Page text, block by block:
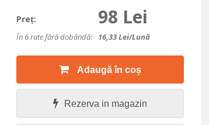
Preţ: 98 Lei
În 6 rate fără dobândă: 16,33Lei/lună
Adaugă în coș
Rezerva in magazin